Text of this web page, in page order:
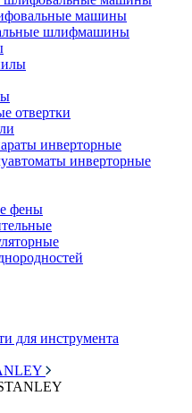
машины
шлифмашины
отвертки
инверторные
инверторные
фены
для инструмента